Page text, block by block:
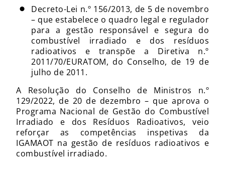
Decreto-Lei n.º 156/2013, de 5 de novembro
– que estabelece o quadro legal e regulador
para a gestão responsável e segura do
combustível irradiado e dos resíduos
radioativos e transpõe a Diretiva n.º
2011/70/EURATOM, do Conselho, de 19 de
julho de 2011.
A Resolução do Conselho de Ministros n.º
129/2022, de 20 de dezembro – que aprova o
Programa Nacional de Gestão do Combustível
Irradiado e dos Resíduos Radioativos, veio
reforçar as competências inspetivas da
IGAMAOT na gestão de resíduos radioativos e
combustível irradiado.